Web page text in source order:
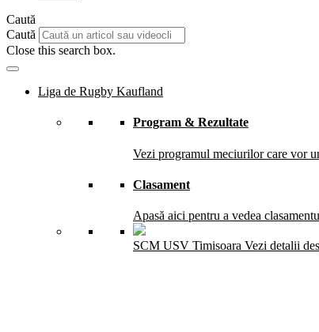
Caută
Caută
Close this search box.
Liga de Rugby Kaufland
Program & Rezultate
Vezi programul meciurilor care vor
Clasament
Apasă aici pentru a vedea
SCM USV Timisoara Vezi detalii